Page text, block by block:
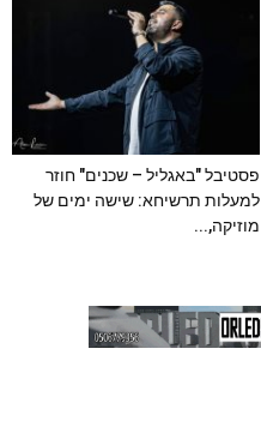
פסטיבל "באגליל – שכנים" חוזר
למעלות תרשיחא: שישה ימים של
מוזיקה,...